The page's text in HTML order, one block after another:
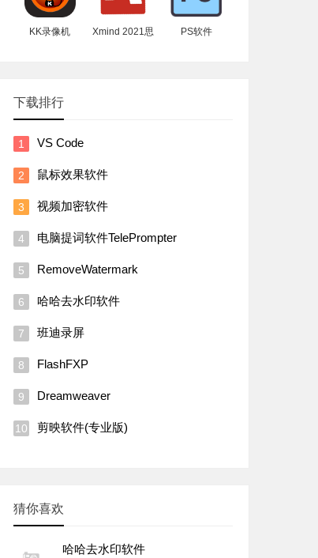
KK录像机
Xmind 2021思
PS软件
下载排行
VS Code
鼠标效果软件
视频加密软件
电脑提词软件TelePrompter
RemoveWatermark
哈哈去水印软件
班迪录屏
FlashFXP
Dreamweaver
剪映软件(专业版)
猜你喜欢
哈哈去水印软件